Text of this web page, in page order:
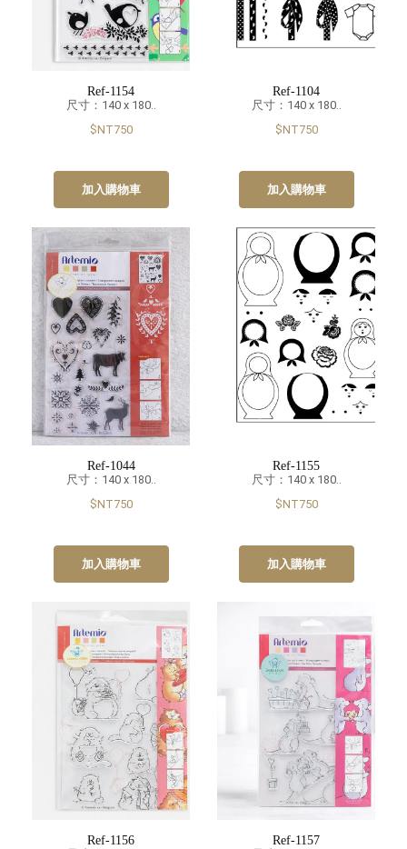
Ref-1154
尺寸：140 x 180..
$NT750
加入購物車
Ref-1104
尺寸：140 x 180..
$NT750
加入購物車
Ref-1044
尺寸：140 x 180..
$NT750
加入購物車
Ref-1155
尺寸：140 x 180..
$NT750
加入購物車
Ref-1156 Ref-1157